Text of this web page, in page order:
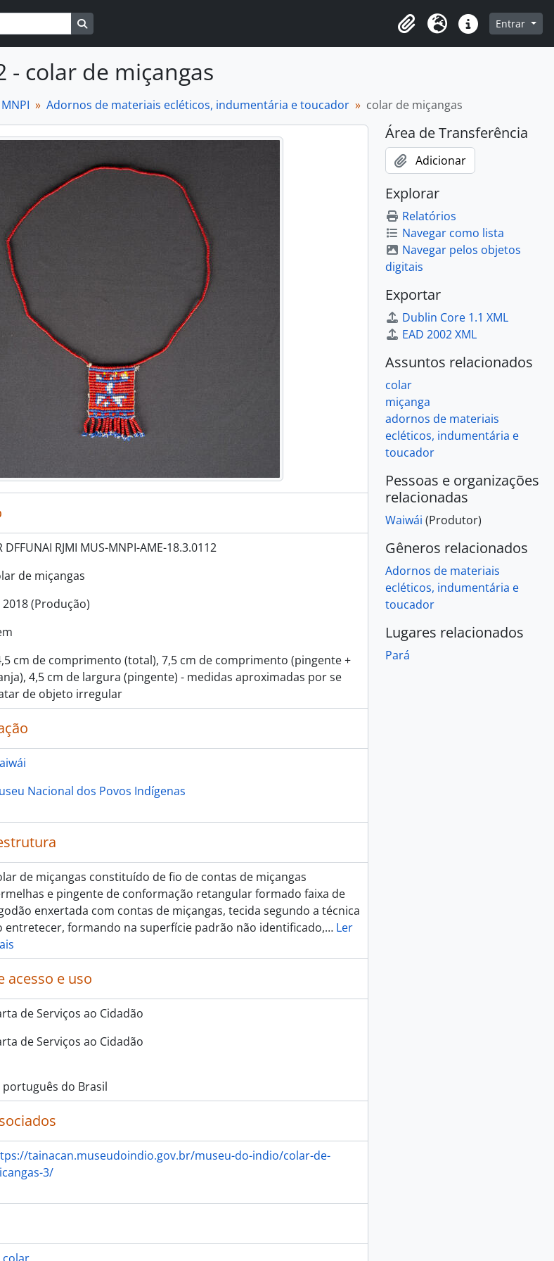
Área de Transferência
Idioma Atalhos Entrar
- colar de miçangas
Adornos de materiais ecléticos, indumentária e toucador colar de miçangas
DFFUNAI RJMI MUS-MNPI-AME-18.3.0112
de miçangas
2018 (Produção)
cm de comprimento (total), 7,5 cm de comprimento (pingente +
4,5 cm de largura (pingente) - medidas aproximadas por se
de objeto irregular
Nacional dos Povos Indígenas
de miçangas constituído de fio de contas de miçangas
e pingente de conformação retangular formado faixa de
enxertada com contas de miçangas, tecida segundo a técnica
entretecer, formando na superfície padrão não identificado,… Ler
acesso e uso
de Serviços ao Cidadão
de Serviços ao Cidadão
português do Brasil
tainacan.museudoindio.gov.br/museu-do-indio/colar-de-
3/
Área de Transferência
Adicionar
Explorar
Relatórios
Navegar como lista
Navegar pelos objetos
digitais
Exportar
Dublin Core 1.1 XML
EAD 2002 XML
Assuntos relacionados
colar
miçanga
adornos de materiais
ecléticos, indumentária e
toucador
Pessoas e organizações
relacionadas
Waiwái (Produtor)
Gêneros relacionados
Adornos de materiais
ecléticos, indumentária e
toucador
Lugares relacionados
Pará